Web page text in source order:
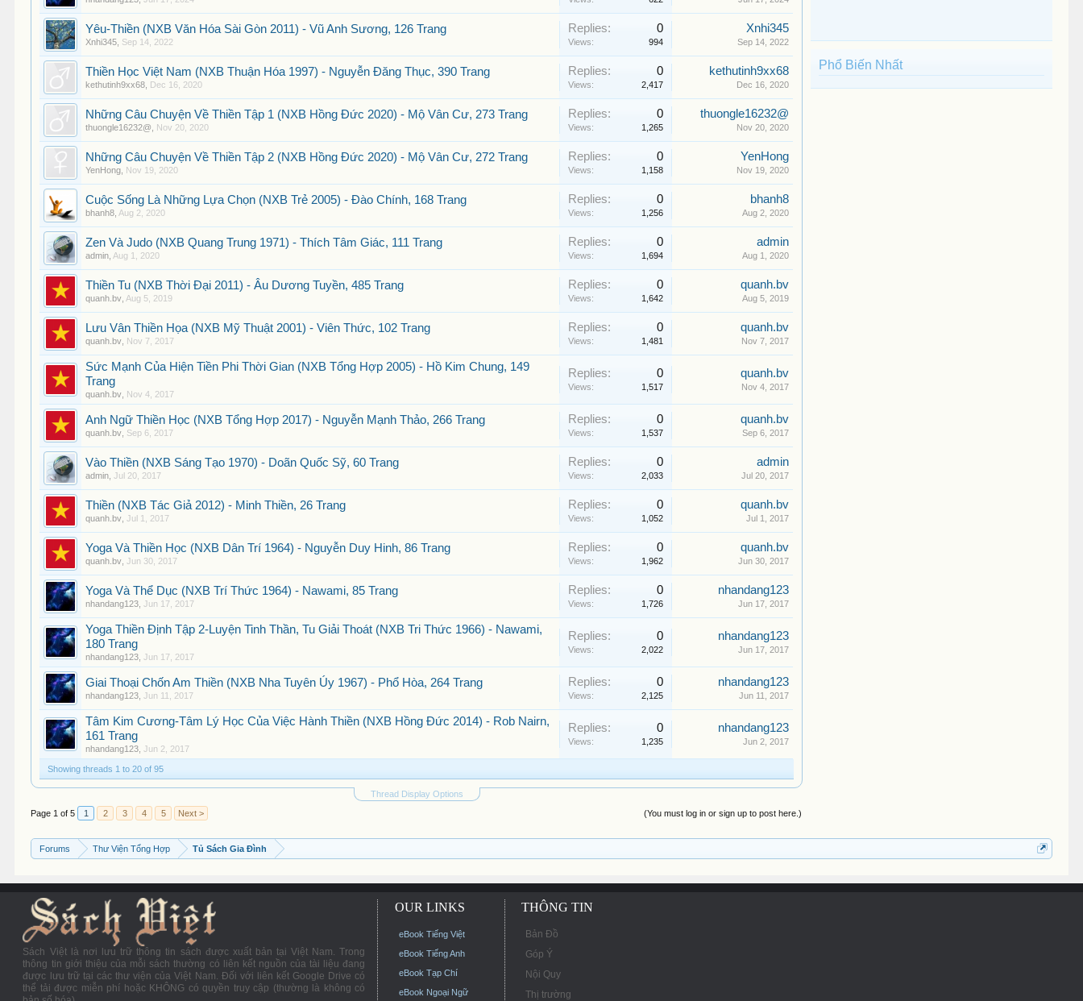
Yêu-Thiền (NXB Văn Hóa Sài Gòn 2011) - Vũ Anh Sương, 126 Trang
Xnhi345 Sep 14, 2022
Replies: 0
Views: 994
Xnhi345
Sep 14, 2022
Thiền Học Việt Nam (NXB Thuận Hóa 1997) - Nguyễn Đăng Thục, 390 Trang
kethutinh9xx68 Dec 16, 2020
Replies: 0
Views: 2,417
kethutinh9xx68
Dec 16, 2020
Những Câu Chuyện Về Thiền Tập 1 (NXB Hồng Đức 2020) - Mộ Vân Cư, 273 Trang
thuongle16232@ Nov 20, 2020
Replies: 0
Views: 1,265
thuongle16232@
Nov 20, 2020
Những Câu Chuyện Về Thiền Tập 2 (NXB Hồng Đức 2020) - Mộ Vân Cư, 272 Trang
YenHong Nov 19, 2020
Replies: 0
Views: 1,158
YenHong
Nov 19, 2020
Cuộc Sống Là Những Lựa Chọn (NXB Trẻ 2005) - Đào Chính, 168 Trang
bhanh8 Aug 2, 2020
Replies: 0
Views: 1,256
bhanh8
Aug 2, 2020
Zen Và Judo (NXB Quang Trung 1971) - Thích Tâm Giác, 111 Trang
admin Aug 1, 2020
Replies: 0
Views: 1,694
admin
Aug 1, 2020
Thiền Tu (NXB Thời Đại 2011) - Âu Dương Tuyền, 485 Trang
quanh.bv Aug 5, 2019
Replies: 0
Views: 1,642
quanh.bv
Aug 5, 2019
Lưu Vân Thiền Họa (NXB Mỹ Thuật 2001) - Viên Thức, 102 Trang
quanh.bv Nov 7, 2017
Replies: 0
Views: 1,481
quanh.bv
Nov 7, 2017
Sức Mạnh Của Hiện Tiền Phi Thời Gian (NXB Tổng Hợp 2005) - Hồ Kim Chung, 149
Trang
quanh.bv Nov 4, 2017
Replies: 0
Views: 1,517
quanh.bv
Nov 4, 2017
Anh Ngữ Thiền Học (NXB Tổng Hợp 2017) - Nguyễn Mạnh Thảo, 266 Trang
quanh.bv Sep 6, 2017
Replies: 0
Views: 1,537
quanh.bv
Sep 6, 2017
Vào Thiền (NXB Sáng Tạo 1970) - Doãn Quốc Sỹ, 60 Trang
admin ,Jul 20, 2017
Replies: 0
Views: 2,033
admin
Jul 20, 2017
Thiền (NXB Tác Giả 2012) - Minh Thiền, 26 Trang
quanh.bv ,Jul 1, 2017
Replies: 0
Views: 1,052
quanh.bv
Jul 1, 2017
Yoga Và Thiền Học (NXB Dân Trí 1964) - Nguyễn Duy Hinh, 86 Trang
quanh.bv ,Jun 30, 2017
Replies: 0
Views: 1,962
quanh.bv
Jun 30, 2017
Yoga Và Thể Dục (NXB Trí Thức 1964) - Nawami, 85 Trang
nhandang123 ,Jun 17, 2017
Replies: 0
Views: 1,726
nhandang123
Jun 17, 2017
Yoga Thiền Định Tập 2-Luyện Tinh Thần, Tu Giải Thoát (NXB Tri Thức 1966) - Nawami,
180 Trang
nhandang123 ,Jun 17, 2017
Replies: 0
Views: 2,022
nhandang123
Jun 17, 2017
Giai Thoại Chốn Am Thiền (NXB Nha Tuyên Úy 1967) - Phổ Hòa, 264 Trang
nhandang123 ,Jun 11, 2017
Replies: 0
Views: 2,125
nhandang123
Jun 11, 2017
Tâm Kim Cương-Tâm Lý Học Của Việc Hành Thiền (NXB Hồng Đức 2014) - Rob Nairn,
161 Trang
nhandang123 ,Jun 2, 2017
Replies: 0
Views: 1,235
nhandang123
Jun 2, 2017
Showing threads 1 to 20 of 95
Thread Display Options
(You must log in or sign up to post here.)
Page 1 of 5 1 2 3 4 5 Next >
Phổ Biến Nhất
Forums Thư Viện Tổng Hợp Tủ Sách Gia Đình
Sách Việt là nơi lưu trữ thông tin sách được xuất bản tại Việt Nam. Trong
thông tin giới thiệu của mỗi sách thường có liên kết nguồn của tài liệu đang
được lưu trữ tại các thư viện của Việt Nam. Đối với liên kết Google Drive có
thể tải được miễn phí hoặc KHÔNG có quyền truy cập (thường là không có
OUR LINKS
eBook Tiếng Việt
eBook Tiếng Anh
eBook Tạp Chí
eBook Ngoại Ngữ
THÔNG TIN
Bản Đồ
Góp Ý
Nội Quy
Thị trường